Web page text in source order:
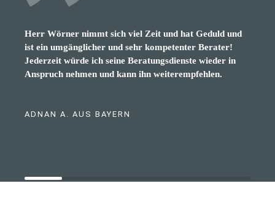
Herr Wörner nimmt sich viel Zeit und hat Geduld und
ist ein umgänglicher und sehr kompetenter Berater!
Jederzeit würde ich seine Beratungsdienste wieder in
Anspruch nehmen und kann ihn weiterempfehlen.
ADNAN A. AUS BAYERN
sehr netter, verständnisvoller, lustiger, kompetenter
Berater. Würde ichm jedem empfehlen